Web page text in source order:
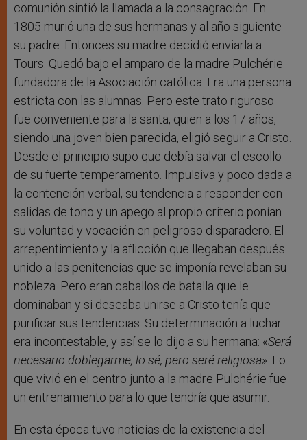
comunión sintió la llamada a la consagración. En
1805 murió una de sus hermanas y al año siguiente
su padre. Entonces su madre decidió enviarla a
Tours. Quedó bajo el amparo de la madre Pulchérie
fundadora de la Asociación católica. Era una persona
estricta con las alumnas. Pero este trato riguroso
fue conveniente para la santa, quien a los 17 años,
siendo una joven bien parecida, eligió seguir a Cristo.
Desde el principio supo que debía salvar el escollo
de su fuerte temperamento. Impulsiva y poco dada a
la contención verbal, su tendencia a responder con
salidas de tono y un apego al propio criterio ponían
su voluntad y vocación en peligroso disparadero. El
arrepentimiento y la aflicción que llegaban después
unido a las penitencias que se imponía revelaban su
nobleza. Pero eran caballos de batalla que le
dominaban y si deseaba unirse a Cristo tenía que
purificar sus tendencias. Su determinación a luchar
era incontestable, y así se lo dijo a su hermana: «Será
necesario doblegarme, lo sé, pero seré religiosa». Lo
que vivió en el centro junto a la madre Pulchérie fue
un entrenamiento para lo que tendría que asumir.
En esta época tuvo noticias de la existencia del